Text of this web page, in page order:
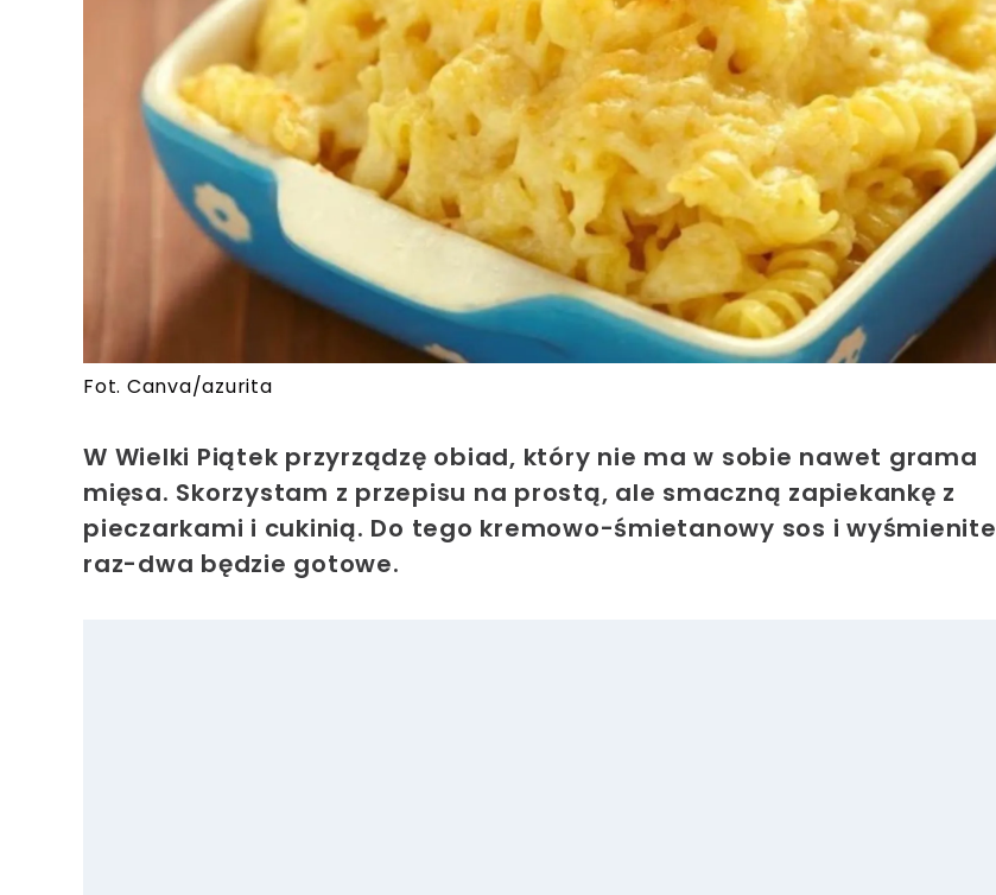
Fot. Canva/azurita
W Wielki Piątek przyrządzę obiad, który nie ma w sobie nawet grama
mięsa. Skorzystam z przepisu na prostą, ale smaczną zapiekankę z
pieczarkami i cukinią. Do tego kremowo-śmietanowy sos i wyśmienite
raz-dwa będzie gotowe.